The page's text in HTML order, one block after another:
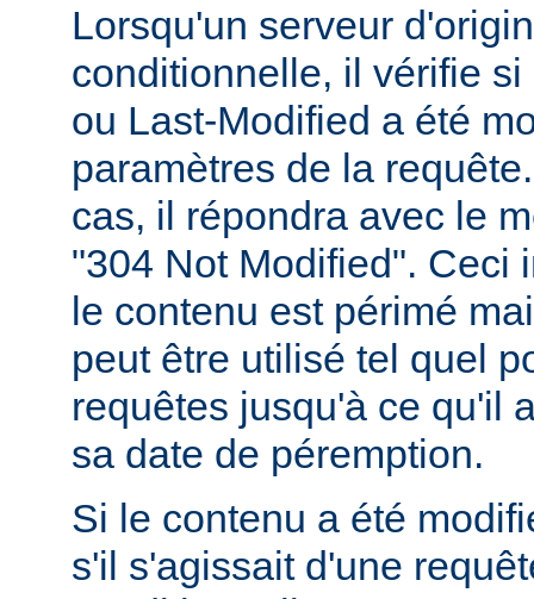
Lorsqu'un serveur
conditionnelle, il vérifie
ou Last-Modified a été
paramètres de la
cas, il répondra avec le
"304 Not Modified". Ceci
le contenu est périmé
peut être utilisé tel quel
requêtes jusqu'à ce qu'il
sa date de péremption.
Si le contenu a été
s'il s'agissait d'une